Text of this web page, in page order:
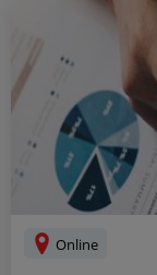
Online